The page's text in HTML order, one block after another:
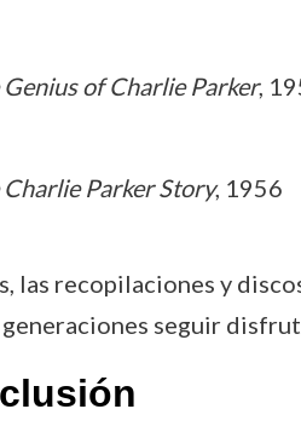
Genius of Charlie Parker,
Charlie Parker Story, 1956
las recopilaciones y
generaciones seguir